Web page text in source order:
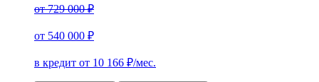
от729 000 ₽
от 540 000 ₽
в кредит от 10 166 ₽/мес.